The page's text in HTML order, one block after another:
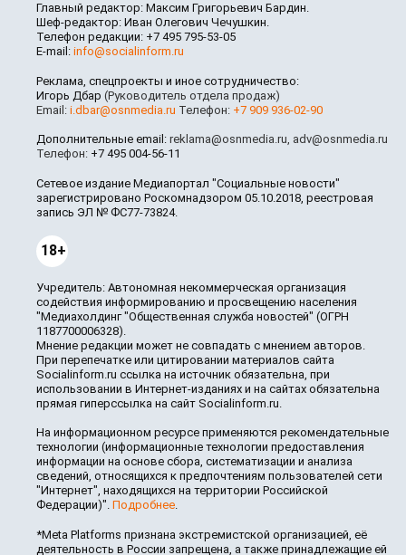
Главный редактор: Максим Григорьевич Бардин.
Шеф-редактор: Иван Олегович Чечушкин.
Телефон редакции: +7 495 795-53-05
E-mail: info@socialinform.ru
Реклама, спецпроекты и иное сотрудничество:
Игорь Дбар (Руководитель отдела продаж)
Email: i.dbar@osnmedia.ru Телефон: +7 909 936-02-90
Дополнительные email: reklama@osnmedia.ru, adv@osnmedia.ru
Телефон: +7 495 004-56-11
Сетевое издание Медиапортал "Социальные новости"
зарегистрировано Роскомнадзором 05.10.2018, реестровая
запись ЭЛ № ФС77-73824.
18+
Учредитель: Автономная некоммерческая организация
содействия информированию и просвещению населения
"Медиахолдинг "Общественная служба новостей" (ОГРН
1187700006328).
Мнение редакции может не совпадать с мнением авторов.
При перепечатке или цитировании материалов сайта
Socialinform.ru ссылка на источник обязательна, при
использовании в Интернет-изданиях и на сайтах обязательна
прямая гиперссылка на сайт Socialinform.ru.
На информационном ресурсе применяются рекомендательные
технологии (информационные технологии предоставления
информации на основе сбора, систематизации и анализа
сведений, относящихся к предпочтениям пользователей сети
"Интернет", находящихся на территории Российской
Федерации)". Подробнее.
*Meta Platforms признана экстремистской организацией, её
деятельность в России запрещена, а также принадлежащие ей